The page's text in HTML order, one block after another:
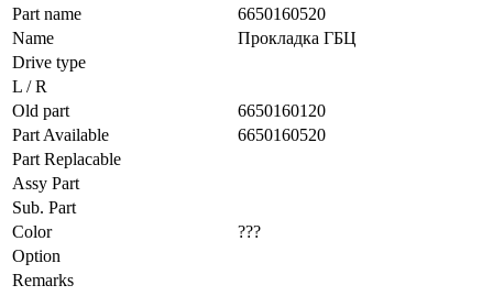
Part name
6650160520
Name
Прокладка ГБЦ
Drive type
L / R
Old part
6650160120
Part Available
6650160520
Part Replacable
Assy Part
Sub. Part
Color
???
Option
Remarks